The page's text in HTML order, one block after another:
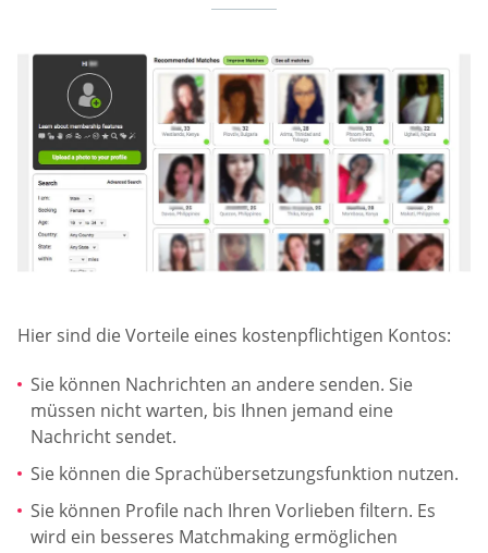
Hier sind die Vorteile eines kostenpflichtigen Kontos:
Sie können Nachrichten an andere senden. Sie
müssen nicht warten, bis Ihnen jemand eine
Nachricht sendet.
Sie können die Sprachübersetzungsfunktion nutzen.
Sie können Profile nach Ihren Vorlieben filtern. Es
wird ein besseres Matchmaking ermöglichen